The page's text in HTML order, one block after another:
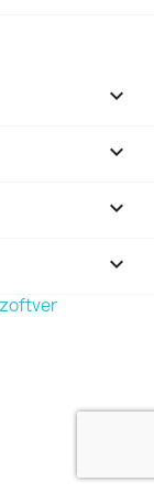



keyboard_arrow_down